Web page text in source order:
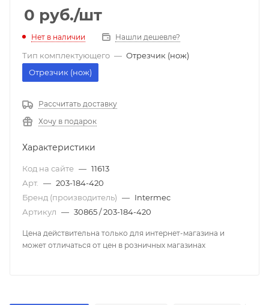
0 руб./шт
Нет в наличии Нашли дешевле?
Тип комплектующего — Отрезчик (нож)
Отрезчик (нож)
Рассчитать доставку
Хочу в подарок
Характеристики
Код на сайте — 11613
Арт. — 203-184-420
Бренд (производитель) — Intermec
Артикул — 30865 / 203-184-420
Цена действительна только для интернет-магазина и
может отличаться от цен в розничных магазинах